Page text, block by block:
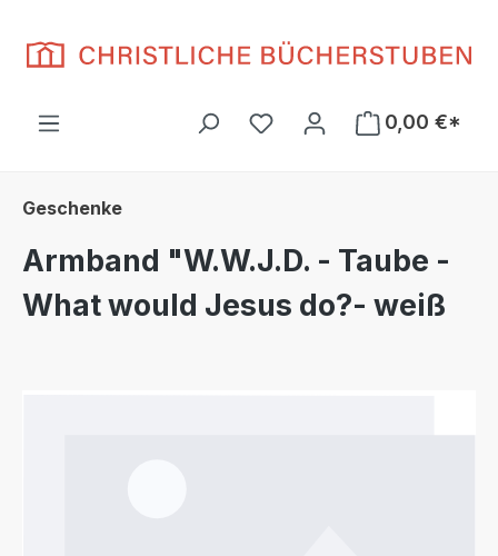
Du hast 0 Produkte auf
0,00 €*
Geschenke
Armband "W.W.J.D. - Taube -
What would Jesus do?- weiß